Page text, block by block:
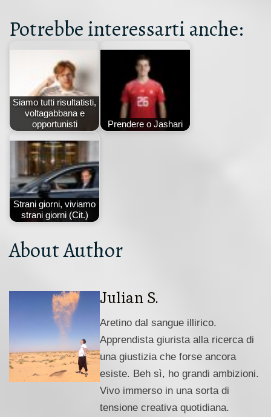
Potrebbe interessarti anche:
Siamo tutti risultatisti,
voltagabbana e
opportunisti
Prendere o Jashari
Strani giorni, viviamo
strani giorni (Cit.)
About Author
Julian S.
Aretino dal sangue illirico.
Apprendista giurista alla ricerca di
una giustizia che forse ancora
esiste. Beh sì, ho grandi ambizioni.
Vivo immerso in una sorta di
tensione creativa quotidiana.